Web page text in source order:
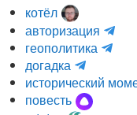
котёл
авторизация
и
о
геополитика
H
d
догадка
m
a
r
исторический
повесть